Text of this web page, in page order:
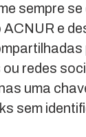
sempre
e
redes
uma
sem